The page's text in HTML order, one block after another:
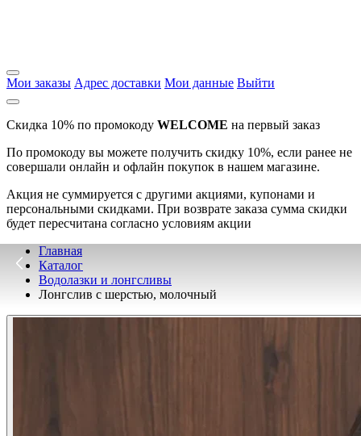
Мои заказы Адрес доставки Мои данные Выйти
Скидка 10% по промокоду WELCOME на первый заказ
По промокоду вы можете получить скидку 10%, если ранее не
совершали онлайн и офлайн покупок в нашем магазине.
Акция не суммируется с другими акциями, купонами и
персональными скидками. При возврате заказа сумма скидки
будет пересчитана согласно условиям акции
Главная
Каталог
Водолазки и лонгсливы
Лонгслив с шерстью, молочный